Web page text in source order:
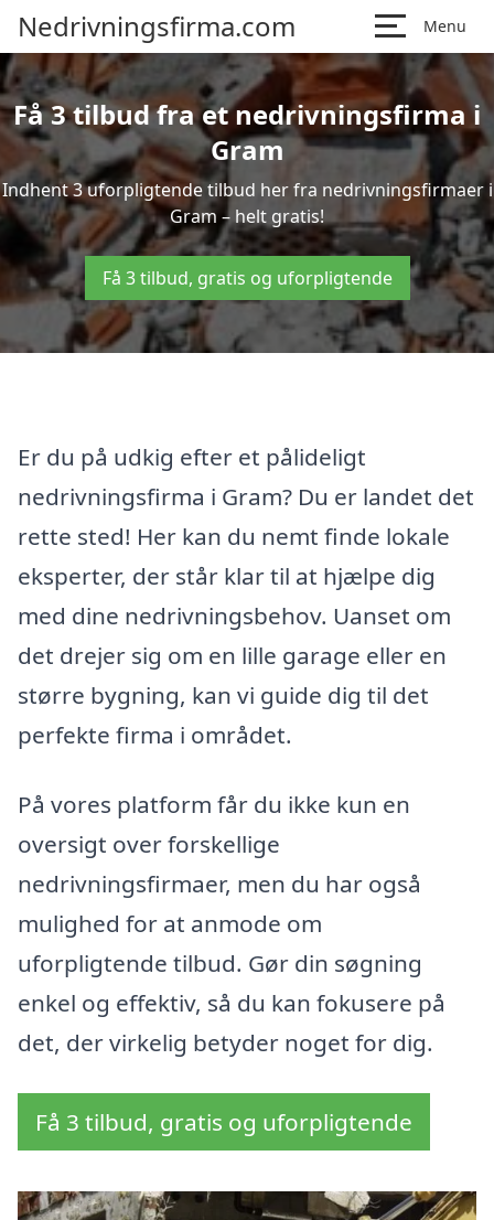
Nedrivningsfirma.com Menu
Få 3 tilbud fra et nedrivningsfirma i
Gram
Indhent 3 uforpligtende tilbud her fra nedrivningsfirmaer i
Gram – helt gratis!
Få 3 tilbud, gratis og uforpligtende
Er du på udkig efter et pålideligt
nedrivningsfirma i Gram? Du er landet det
rette sted! Her kan du nemt finde lokale
eksperter, der står klar til at hjælpe dig
med dine nedrivningsbehov. Uanset om
det drejer sig om en lille garage eller en
større bygning, kan vi guide dig til det
perfekte firma i området.
På vores platform får du ikke kun en
oversigt over forskellige
nedrivningsfirmaer, men du har også
mulighed for at anmode om
uforpligtende tilbud. Gør din søgning
enkel og effektiv, så du kan fokusere på
det, der virkelig betyder noget for dig.
Få 3 tilbud, gratis og uforpligtende